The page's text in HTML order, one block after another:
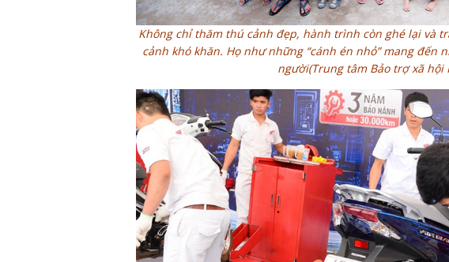
Không chỉ thăm thú cảnh đẹp, hành trình còn ghé lại và
cảnh khó khăn. Họ như những “cánh én nhỏ” mang
người(Trung tâm Bảo trợ xã hội